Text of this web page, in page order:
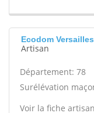
Ecodom Versailles
Artisan
Département: 78
Surélévation
Voir la fiche